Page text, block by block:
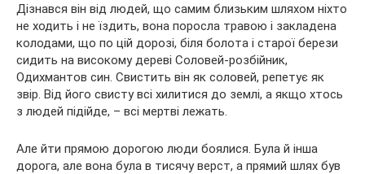
Дізнався він від людей, що самим близьким шляхом ніхто
не ходить і не їздить, вона поросла травою і закладена
колодами, що по цій дорозі, біля болота і старої берези
сидить на високому дереві Соловей-розбійник,
Одихмантов син. Свистить він як соловей, репетує як
звір. Від його свисту всі хилитися до землі, а якщо хтось
з людей підійде, – всі мертві лежать.
Але йти прямою дорогою люди боялися. Була й інша
дорога, але вона була в тисячу верст, а прямий шлях був